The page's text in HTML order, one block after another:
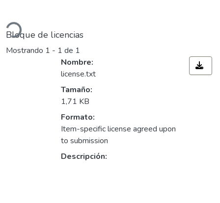
Cargando...
Bloque de licencias
Mostrando 1 - 1 de 1
Nombre:
license.txt
Tamaño:
1,71 KB
Formato:
Item-specific license agreed upon
to submission
Descripción: